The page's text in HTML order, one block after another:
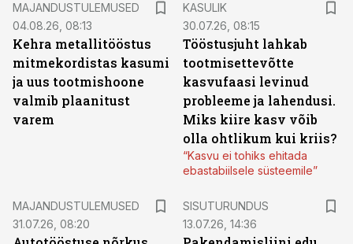
MAJANDUSTULEMUSED
04.08.26, 08:13
Kehra metallitööstus
mitmekordistas kasumi
ja uus tootmishoone
valmib plaanitust
varem
KASULIK
30.07.26, 08:15
Tööstusjuht lahkab
tootmisettevõtte
kasvufaasi levinud
probleeme ja lahendusi.
Miks kiire kasv võib
olla ohtlikum kui kriis?
“Kasvu ei tohiks ehitada
ebastabiilsele süsteemile”
MAJANDUSTULEMUSED
31.07.26, 08:20
SISUTURUNDUS
13.07.26, 14:36